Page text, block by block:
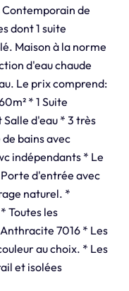
de
dont 1 suite
Maison à la norme
d'eau chaude
Le prix comprend:
* 1 Suite
d'eau * 3 très
bains avec
indépendants * Le
d'entrée avec
naturel. *
Toutes les
7016 * Les
au choix. * Les
et isolées